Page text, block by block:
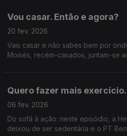
Vou casar. Então e agora?
20 fev. 2026
Vais casar e não sabes bem por
Moisés, recém-casados, juntam-se
Quero fazer mais
06 fev. 2026
Do sofá à ação: neste episódio, a
deixou de ser sedentária e o PT